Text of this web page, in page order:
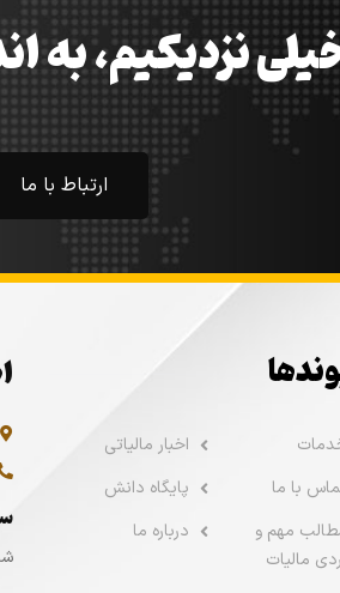
نزدیکیم، به
ارتباط با ما
اخبار مالیاتی
با ما
پایگاه دانش
مهم و
مالیات
درباره ما